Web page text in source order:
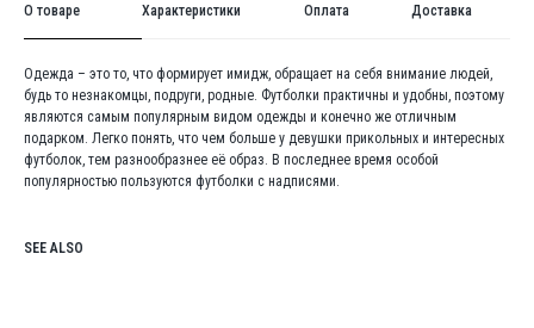
О товаре Характеристики Оплата Доставка
Одежда – это то, что формирует имидж, обращает на себя внимание людей,
будь то незнакомцы, подруги, родные. Футболки практичны и удобны, поэтому
являются самым популярным видом одежды и конечно же отличным
подарком. Легко понять, что чем больше у девушки прикольных и интересных
футболок, тем разнообразнее её образ. В последнее время особой
популярностью пользуются футболки с надписями.
SEE ALSO